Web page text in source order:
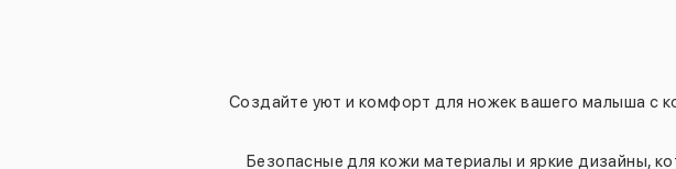
Создайте уют и комфорт для ножек вашего малыша с
Безопасные для кожи материалы и яркие дизайны,